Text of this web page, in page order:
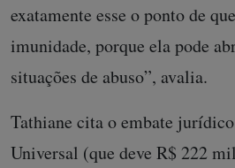
exatamente esse o ponto de
imunidade, porque ela pode
situações de abuso”, avalia.
Tathiane cita o embate
Universal (que deve R$ 222